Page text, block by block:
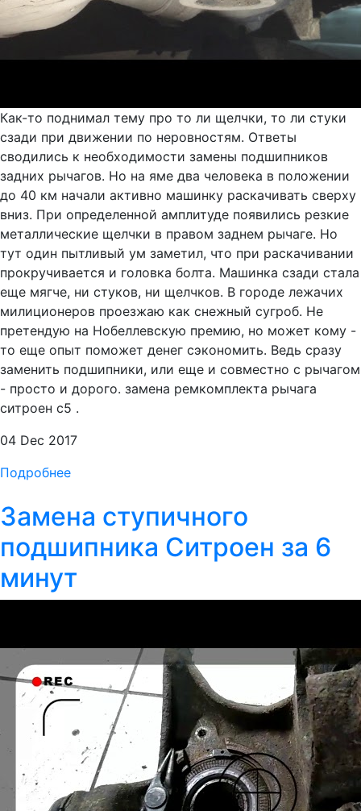
Как-то поднимал тему про то ли щелчки, то ли стуки
сзади при движении по неровностям. Ответы
сводились к необходимости замены подшипников
задних рычагов. Но на яме два человека в положении
до 40 км начали активно машинку раскачивать сверху
вниз. При определенной амплитуде появились резкие
металлические щелчки в правом заднем рычаге. Но
тут один пытливый ум заметил, что при раскачивании
прокручивается и головка болта. Машинка сзади стала
еще мягче, ни стуков, ни щелчков. В городе лежачих
милиционеров проезжаю как снежный сугроб. Не
претендую на Нобеллевскую премию, но может кому -
то еще опыт поможет денег сэкономить. Ведь сразу
заменить подшипники, или еще и совместно с рычагом
- просто и дорого. замена ремкомплекта рычага
ситроен с5 .
04 Dec 2017
Подробнее
Замена ступичного
подшипника Ситроен за 6
минут